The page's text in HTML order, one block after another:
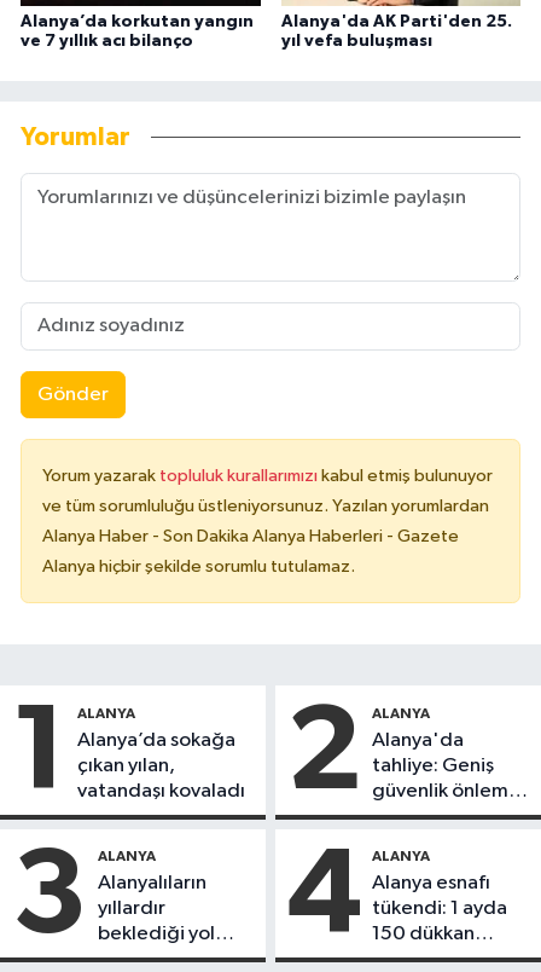
Alanya’da korkutan yangın
ve 7 yıllık acı bilanço
Alanya'da AK Parti'den 25.
yıl vefa buluşması
Yorumlar
Gönder
Yorum yazarak topluluk kurallarımızı kabul etmiş bulunuyor
ve tüm sorumluluğu üstleniyorsunuz. Yazılan yorumlardan
Alanya Haber - Son Dakika Alanya Haberleri - Gazete
Alanya hiçbir şekilde sorumlu tutulamaz.
1 ALANYA
Alanya’da sokağa
çıkan yılan,
vatandaşı kovaladı
2 ALANYA
Alanya'da
tahliye: Geniş
güvenlik önlemi
alındı
3 ALANYA
Alanyalıların
yıllardır
beklediği yol
askıdan döndü
4 ALANYA
Alanya esnafı
tükendi: 1 ayda
150 dükkan
kapandı